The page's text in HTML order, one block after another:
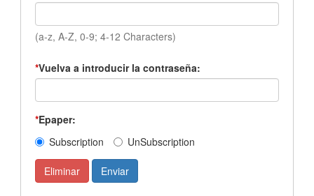
(a-z, A-Z, 0-9; 4-12 Characters)
*Vuelva a introducir la contraseña:
*Epaper:
Subscription
UnSubscription